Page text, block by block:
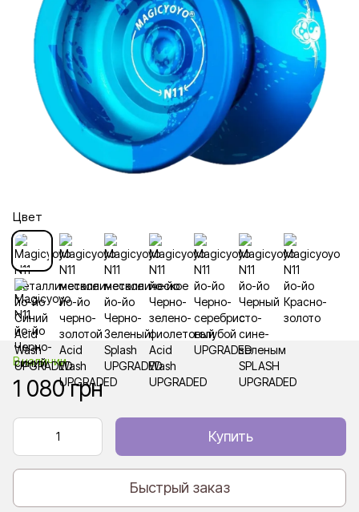
Цвет
В наличии
1 080 грн
Купить
Быстрый заказ